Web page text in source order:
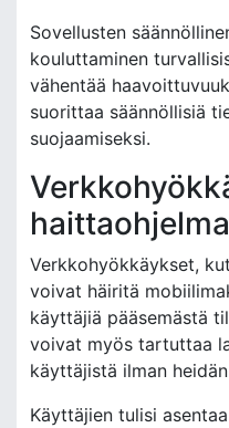
Sovellusten
kouluttaminen
vähentää
suorittaa säännöllisiä
suojaamiseksi.
Verkkohyökkäykset,
voivat häiritä
käyttäjiä pääsemästä
voivat myös tartuttaa
käyttäjistä ilman
Käyttäjien tulisi